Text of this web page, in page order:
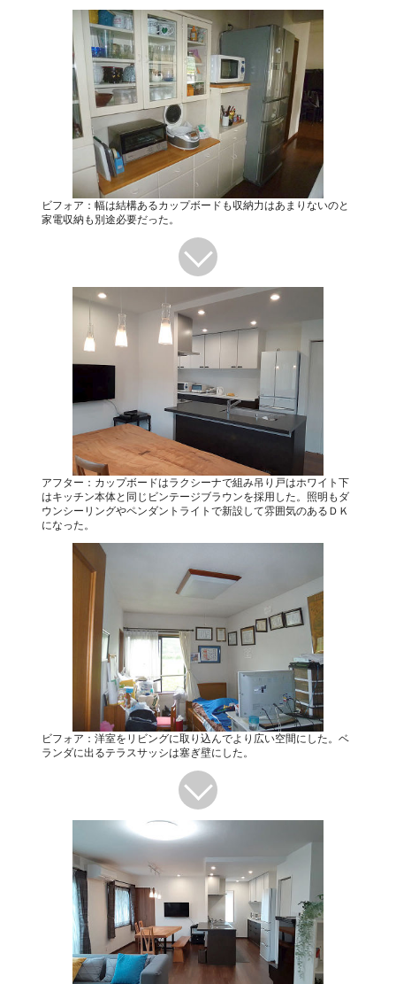
ビフォア：幅は結構あるカップボードも収納力はあまりないのと
家電収納も別途必要だった。
アフター：カップボードはラクシーナで組み吊り戸はホワイト下
はキッチン本体と同じビンテージブラウンを採用した。照明もダ
ウンシーリングやペンダントライトで新設して雰囲気のあるＤＫ
になった。
ビフォア：洋室をリビングに取り込んでより広い空間にした。ベ
ランダに出るテラスサッシは塞ぎ壁にした。